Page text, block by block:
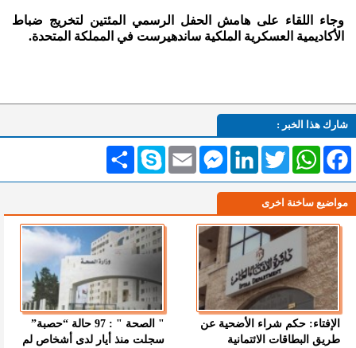
وجاء اللقاء على هامش الحفل الرسمي المئتين لتخريج ضباط
الأكاديمية العسكرية الملكية ساندهيرست في المملكة المتحدة.
شارك هذا الخبر :
انشر Skype Email
MessengerLinkedInTwitterWhatsAppFacebook
مواضيع ساخنة اخرى
الإفتاء: حكم شراء الأضحية عن
طريق البطاقات الائتمانية
" الصحة " : 97 حالة “حصبة”
سجلت منذ أيار لدى أشخاص لم